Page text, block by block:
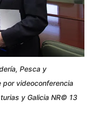
Pesca y
por videoconferencia
y Galicia NR© 13